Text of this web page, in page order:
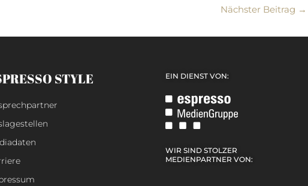
Nächster Beitrag →
STYLE EIN DIENST VON:
WIR SIND STOLZER
MEDIENPARTNER VON: